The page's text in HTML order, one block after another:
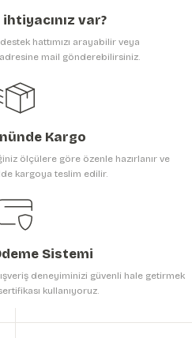
Gönder
ihtiyacınız var?
hattımızı arayabilir veya
mail gönderebilirsiniz.
Kargo
ölçülere göre özenle hazırlanır ve
kargoya teslim edilir.
Sistemi
deneyiminizi güvenli hale getirmek
kullanıyoruz.